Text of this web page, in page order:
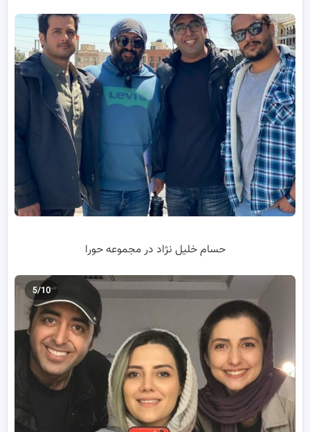
حسام خلیل نژاد در مجموعه حورا